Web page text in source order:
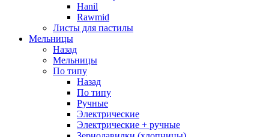
Hanil
Rawmid
Листы для пастилы
Мельницы
Назад
Мельницы
По типу
Назад
По типу
Ручные
Электрические
Электрические + ручные